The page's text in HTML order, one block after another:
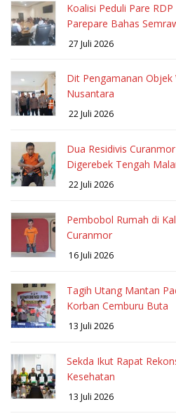
Koalisi Peduli Pare
Parepare Bahas
27 Juli 2026
Dit Pengamanan
Nusantara
22 Juli 2026
Dua Residivis
Digerebek Tengah
22 Juli 2026
Pembobol Rumah di
Curanmor
16 Juli 2026
Tagih Utang Mantan
Korban Cemburu Buta
13 Juli 2026
Sekda Ikut Rapat
Kesehatan
13 Juli 2026